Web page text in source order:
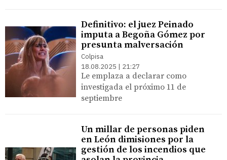
Definitivo: el juez Peinado
imputa a Begoña Gómez por
presunta malversación
Colpisa
18.08.2025 | 21:27
Le emplaza a declarar como
investigada el próximo 11 de
septiembre
Un millar de personas piden
en León dimisiones por la
gestión de los incendios que